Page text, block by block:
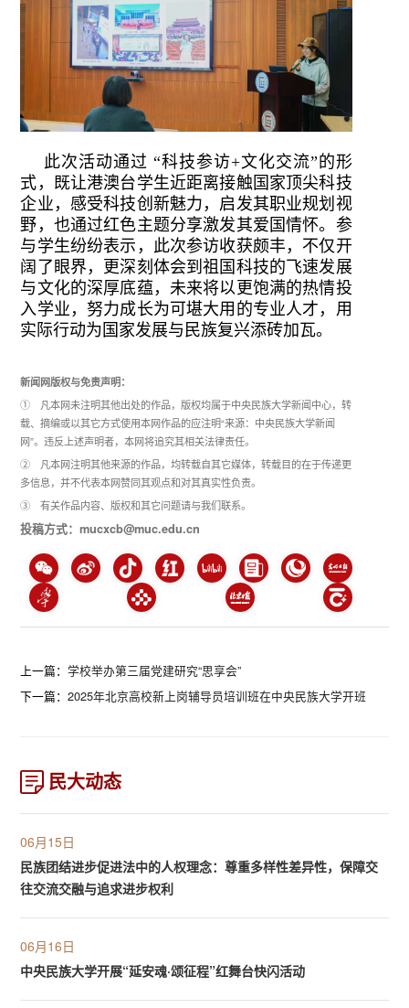
此次活动通过 “科技参访+文化交流”的形
式，既让港澳台学生近距离接触国家顶尖科技
企业，感受科技创新魅力，启发其职业规划视
野，也通过红色主题分享激发其爱国情怀。参
与学生纷纷表示，此次参访收获颇丰，不仅开
阔了眼界，更深刻体会到祖国科技的飞速发展
与文化的深厚底蕴，未来将以更饱满的热情投
入学业，努力成长为可堪大用的专业人才，用
实际行动为国家发展与民族复兴添砖加瓦。
新闻网版权与免责声明：
① 凡本网未注明其他出处的作品，版权均属于中央民族大学新闻中心，转
载、摘编或以其它方式使用本网作品的应注明“来源：中央民族大学新闻
网”。违反上述声明者，本网将追究其相关法律责任。
② 凡本网注明其他来源的作品，均转载自其它媒体，转载目的在于传递更
多信息，并不代表本网赞同其观点和对其真实性负责。
③ 有关作品内容、版权和其它问题请与我们联系。
投稿方式：mucxcb@muc.edu.cn
上一篇：学校举办第三届党建研究“思享会”
下一篇：2025年北京高校新上岗辅导员培训班在中央民族大学开班
民大动态
06月15日
民族团结进步促进法中的人权理念：尊重多样性差异性，保障交
往交流交融与追求进步权利
06月16日
中央民族大学开展“延安魂·颂征程”红舞台快闪活动